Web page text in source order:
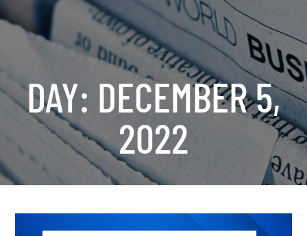
DAY: DECEMBER 5,
2022